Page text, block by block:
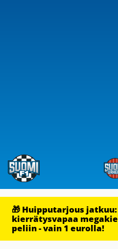
🎁 Huipputarjous
kierrätysvapaa
peliin - vain 1 eurolla!